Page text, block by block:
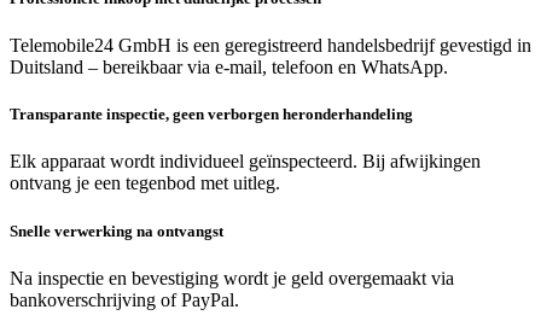
Telemobile24 GmbH is een geregistreerd handelsbedrijf gevestigd in
Duitsland – bereikbaar via e-mail, telefoon en WhatsApp.
Transparante inspectie, geen verborgen heronderhandeling
Elk apparaat wordt individueel geïnspecteerd. Bij afwijkingen
ontvang je een tegenbod met uitleg.
Snelle verwerking na ontvangst
Na inspectie en bevestiging wordt je geld overgemaakt via
bankoverschrijving of PayPal.